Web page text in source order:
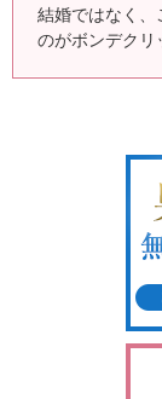
結婚ではなく、
のがボンデクリ